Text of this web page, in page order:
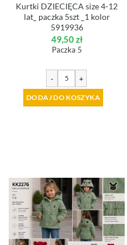
Kurtki DZIECIĘCA size 4-12
lat_ paczka 5szt _1 kolor
5919936
49,50zł
Paczka 5
- +
DODAJ DO KOSZYKA